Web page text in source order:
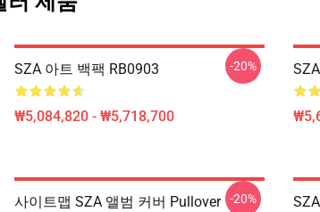
SZA 아트 백팩 RB0903
₩5,084,820 - ₩5,718,700
-20%
사이트맵 SZA 앨범 커버 Pullover
-20%